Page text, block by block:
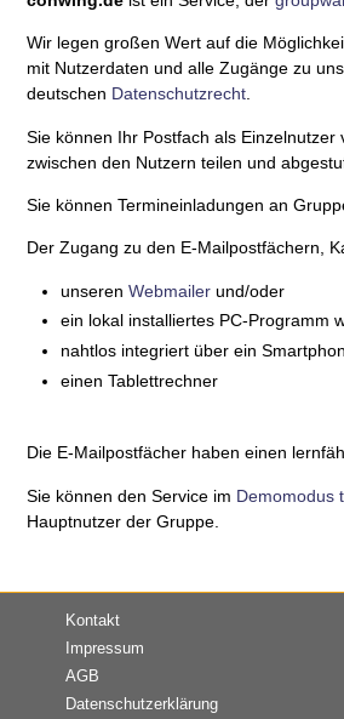
Wir legen großen Wert auf die
mit Nutzerdaten und alle Zugänge zu
deutschen Datenschutzrecht.
Sie können Ihr Postfach als
zwischen den Nutzern teilen und
Sie können Termineinladungen an
Der Zugang zu den E-Mailpostfächern,
unserenWebmailer und/oder
ein lokal installiertes PC-Programm
nahtlos integriert über ein
einen Tablettrechner
Die E-Mailpostfächer haben einen
Sie können den Service im Demomodus
Hauptnutzer der Gruppe.
Kontakt
Impressum
AGB
Datenschutzerklärung